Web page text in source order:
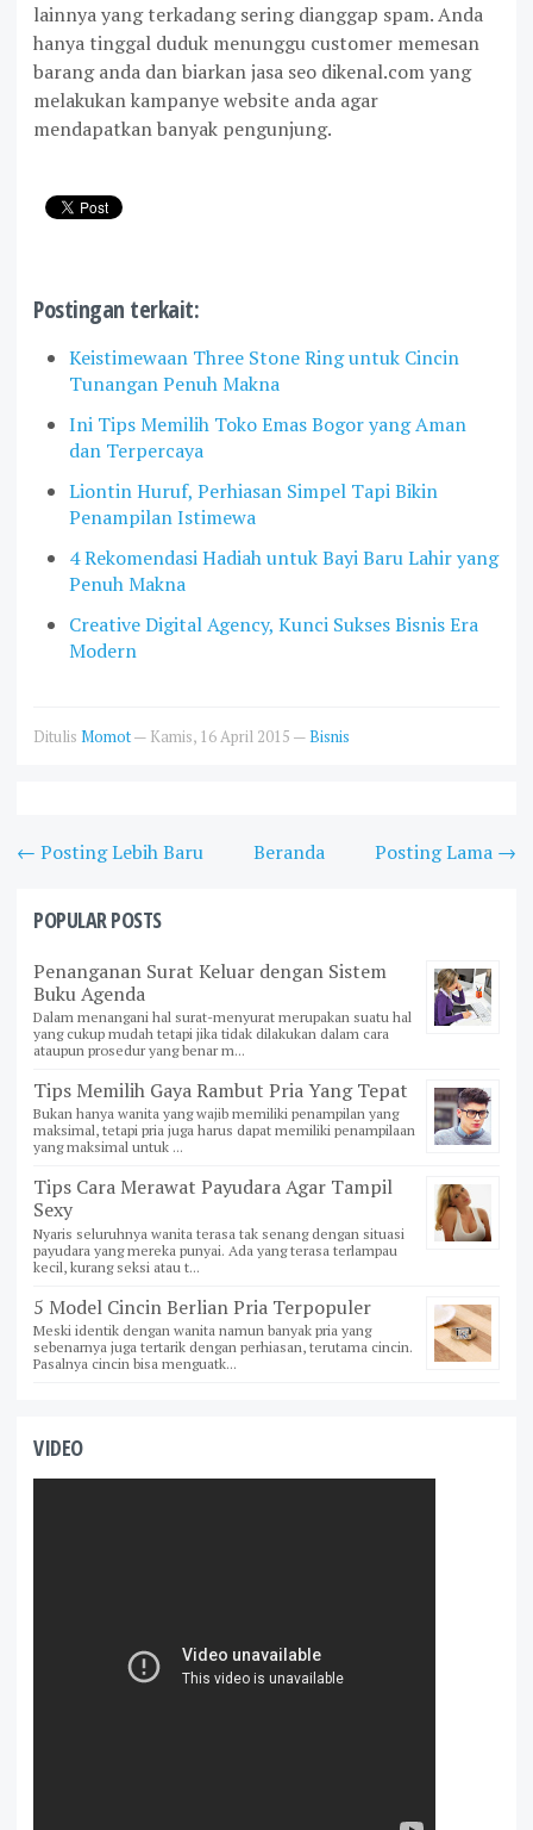
lainnya yang terkadang sering dianggap spam. Anda
hanya tinggal duduk menunggu customer memesan
barang anda dan biarkan jasa seo dikenal.com yang
melakukan kampanye website anda agar
mendapatkan banyak pengunjung.
Postingan terkait:
Keistimewaan Three Stone Ring untuk Cincin
Tunangan Penuh Makna
Ini Tips Memilih Toko Emas Bogor yang Aman
dan Terpercaya
Liontin Huruf, Perhiasan Simpel Tapi Bikin
Penampilan Istimewa
4 Rekomendasi Hadiah untuk Bayi Baru Lahir yang
Penuh Makna
Creative Digital Agency, Kunci Sukses Bisnis Era
Modern
Ditulis Momot— Kamis, 16 April 2015 —Bisnis
← Posting Lebih Baru Posting Lama →
Beranda
POPULAR POSTS
Penanganan Surat Keluar dengan Sistem
Buku Agenda
Dalam menangani hal surat-menyurat merupakan suatu hal
yang cukup mudah tetapi jika tidak dilakukan dalam cara
ataupun prosedur yang benar m...
Tips Memilih Gaya Rambut Pria Yang Tepat
Bukan hanya wanita yang wajib memiliki penampilan yang
maksimal, tetapi pria juga harus dapat memiliki penampilaan
yang maksimal untuk ...
Tips Cara Merawat Payudara Agar Tampil
Sexy
Nyaris seluruhnya wanita terasa tak senang dengan situasi
payudara yang mereka punyai. Ada yang terasa terlampau
kecil, kurang seksi atau t...
5 Model Cincin Berlian Pria Terpopuler
Meski identik dengan wanita namun banyak pria yang
sebenarnya juga tertarik dengan perhiasan, terutama cincin.
Pasalnya cincin bisa menguatk...
VIDEO